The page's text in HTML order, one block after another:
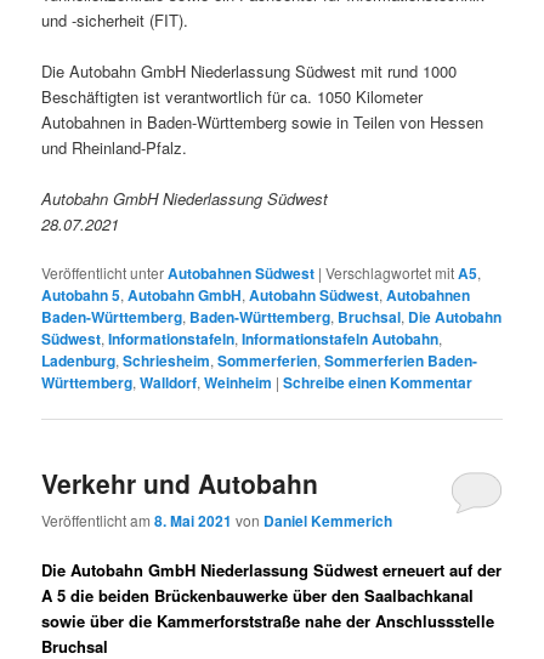
und -sicherheit (FIT).
Die Autobahn GmbH Niederlassung Südwest mit rund 1000
Beschäftigten ist verantwortlich für ca. 1050 Kilometer
Autobahnen in Baden-Württemberg sowie in Teilen von Hessen
und Rheinland-Pfalz.
Autobahn GmbH Niederlassung Südwest
28.07.2021
Veröffentlicht unterAutobahnen Südwest |Verschlagwortet mitA5,
Autobahn 5,Autobahn GmbH,Autobahn Südwest,Autobahnen
Baden-Württemberg, Baden-Württemberg, Bruchsal, Die Autobahn
Südwest,Informationstafeln,Informationstafeln Autobahn,
Ladenburg,Schriesheim,Sommerferien,Sommerferien Baden-
Württemberg,Walldorf,Weinheim |Schreibe einen Kommentar
Verkehr und Autobahn
Veröffentlicht am8. Mai 2021 von Daniel Kemmerich
Die Autobahn GmbH Niederlassung Südwest erneuert auf der
A 5 die beiden Brückenbauwerke über den Saalbachkanal
sowie über die Kammerforststraße nahe der Anschlussstelle
Bruchsal